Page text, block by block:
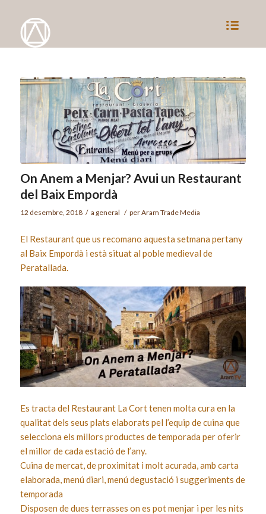
On Anem a Menjar? Avui un Restaurant
del Baix Empordà
12 desembre, 2018 / a general / perAram Trade Media
El Restaurant que us recomano aquesta setmana pertany
al Baix Empordà i està situat al poble medieval de
Peratallada.
Es tracta del Restaurant La Cort tenen molta cura en la
qualitat dels seus plats elaborats pel l’equip de cuina que
selecciona els millors productes de temporada per oferir
el millor de cada estació de l’any.
Cuina de mercat, de proximitat i molt acurada, amb carta
elaborada, menú diari, menú degustació i suggeriments de
temporada
Disposen de dues terrasses on es pot menjar i per les nits